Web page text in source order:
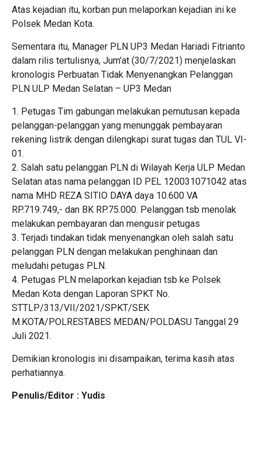
Atas kejadian itu, korban pun melaporkan kejadian ini ke
Polsek Medan Kota.
Sementara itu, Manager PLN UP3 Medan Hariadi Fitrianto
dalam rilis tertulisnya, Jum’at (30/7/2021) menjelaskan
kronologis Perbuatan Tidak Menyenangkan Pelanggan
PLN ULP Medan Selatan – UP3 Medan
1. Petugas Tim gabungan melakukan pemutusan kepada
pelanggan-pelanggan yang menunggak pembayaran
rekening listrik dengan dilengkapi surat tugas dan TUL VI-
01.
2. Salah satu pelanggan PLN di Wilayah Kerja ULP Medan
Selatan atas nama pelanggan ID PEL 120031071042 atas
nama MHD REZA SITIO DAYA daya 10.600 VA
RP.719.749,- dan BK RP.75.000. Pelanggan tsb menolak
melakukan pembayaran dan mengusir petugas
3. Terjadi tindakan tidak menyenangkan oleh salah satu
pelanggan PLN dengan melakukan penghinaan dan
meludahi petugas PLN.
4. Petugas PLN melaporkan kejadian tsb ke Polsek
Medan Kota dengan Laporan SPKT No.
STTLP/313/VII/2021/SPKT/SEK
M.KOTA/POLRESTABES MEDAN/POLDASU Tanggal 29
Juli 2021.
Demikian kronologis ini disampaikan, terima kasih atas
perhatiannya.
Penulis/Editor : Yudis